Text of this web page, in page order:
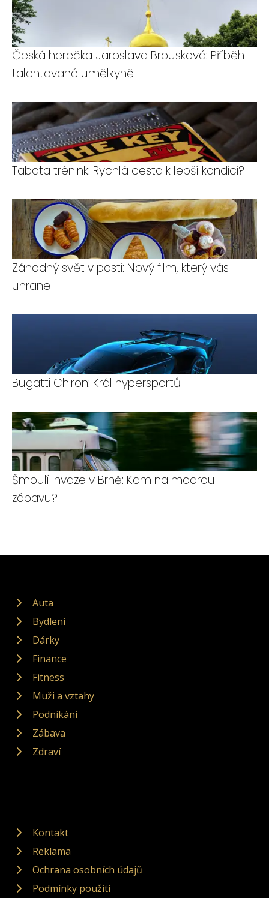
Česká herečka Jaroslava Brousková: Příběh
talentované umělkyně
Tabata trénink: Rychlá cesta k lepší kondici?
Záhadný svět v pasti: Nový film, který vás
uhrane!
Bugatti Chiron: Král hypersportů
Šmoulí invaze v Brně: Kam na modrou
zábavu?
Auta
Bydlení
Dárky
Finance
Fitness
Muži a vztahy
Podnikání
Zábava
Zdraví
Kontakt
Reklama
Ochrana osobních údajů
Podmínky použití